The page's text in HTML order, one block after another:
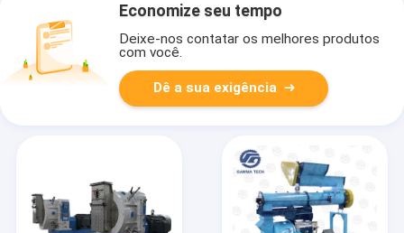
Economize seu tempo
Deixe-nos contatar os melhores produtos
com você.
Dê a sua exigência